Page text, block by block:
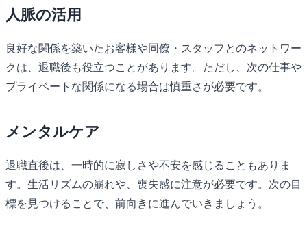
人脈の活用
良好な関係を築いたお客様や同僚・スタッフとのネットワー
クは、退職後も役立つことがあります。ただし、次の仕事や
プライベートな関係になる場合は慎重さが必要です。
メンタルケア
退職直後は、一時的に寂しさや不安を感じることもありま
す。生活リズムの崩れや、喪失感に注意が必要です。次の目
標を見つけることで、前向きに進んでいきましょう。